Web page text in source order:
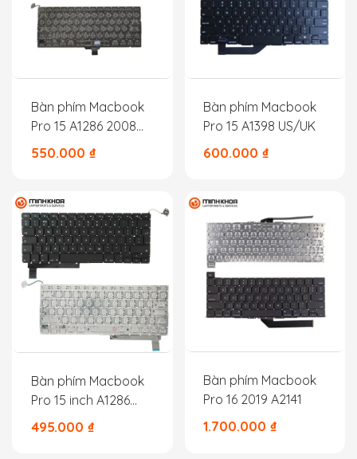
Bàn phím Macbook
Pro 15 A1286 2008
US
550.000 ₫
Bàn phím Macbook
Pro 15 A1398 US/UK
600.000 ₫
Bàn phím Macbook
Pro 15 inch A1286
2009 2010 2011 MID
495.000 ₫
Bàn phím Macbook
Pro 16 2019 A2141
1.700.000 ₫